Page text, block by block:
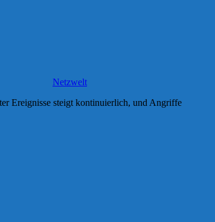
Netzwelt
Ereignisse steigt kontinuierlich, und Angriffe